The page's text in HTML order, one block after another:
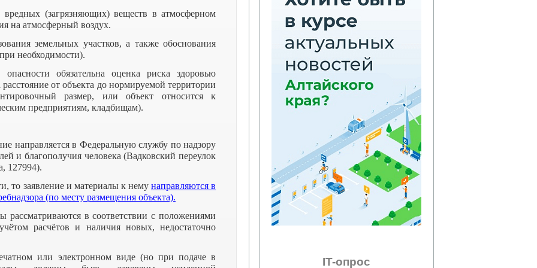
вредных (загрязняющих) веществ в атмосферном
на атмосферный воздух.
земельных участков, а также обоснования
необходимости).
обязательна оценка риска здоровью
расстояние от объекта до нормируемой территории
размер, или объект относится к
предприятиям, кладбищам).
направляется в Федеральную службу по надзору
и благополучия человека (Вадковский переулок
127994).
то заявление и материалы к нему направляются в
(по месту размещения объекта).
рассматриваются в соответствии с положениями
расчётов и наличия новых, недостаточно
или электронном виде (но при подаче в
IT-опрос